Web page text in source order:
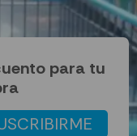
para tu